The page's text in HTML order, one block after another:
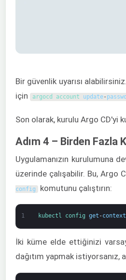
Bir güvenlik uyarısı
için
argocd account update-
Son olarak, kurulu Argo CD'yi
Adım 4 – Birden Fazla
Uygulamanızın kurulumuna
üzerinde çalışabilir. Bu, Argo
config komutunu çalıştırın:
1 kubectl config get -
İki küme elde ettiğinizi
dağıtım yapmak istiyorsanız,